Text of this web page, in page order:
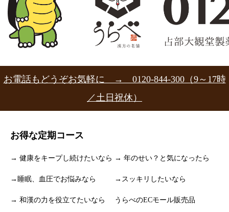
お電話もどうぞお気軽に → 0120-844-300（9～17時
／土日祝休）
お得な定期コース
→ 健康をキープし続けたいなら → 年のせい？と気になったら
→睡眠、血圧でお悩みなら →スッキリしたいなら
→ 和漢の力を役立てたいなら うらべのECモール販売品